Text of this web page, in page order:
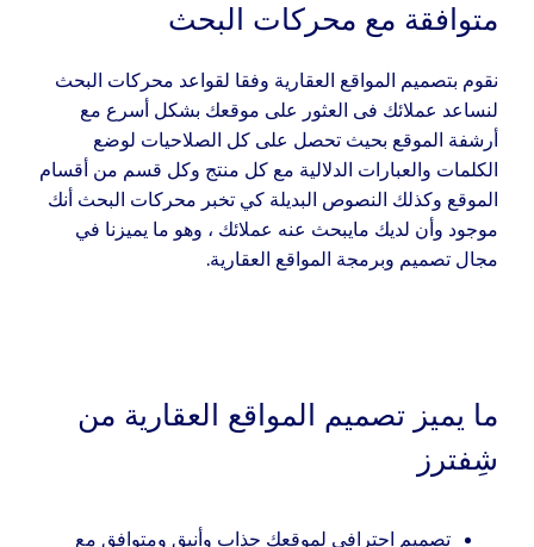
متوافقة مع محركات البحث
نقوم بتصميم المواقع العقارية وفقا لقواعد محركات البحث
لنساعد عملائك فى العثور على موقعك بشكل أسرع مع
أرشفة الموقع بحيث تحصل على كل الصلاحيات لوضع
الكلمات والعبارات الدلالية مع كل منتج وكل قسم من أقسام
الموقع وكذلك النصوص البديلة كي تخبر محركات البحث أنك
موجود وأن لديك مايبحث عنه عملائك ، وهو ما يميزنا في
مجال تصميم وبرمجة المواقع العقارية.
ما يميز تصميم المواقع العقارية من
شِفترز
تصميم احترافي لموقعك جذاب وأنيق ومتوافق مع